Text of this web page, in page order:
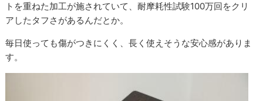
トを重ねた加工が施されていて、耐摩耗性試験100万回をクリ
アしたタフさがあるんだとか。
毎日使っても傷がつきにくく、長く使えそうな安心感がありま
す。